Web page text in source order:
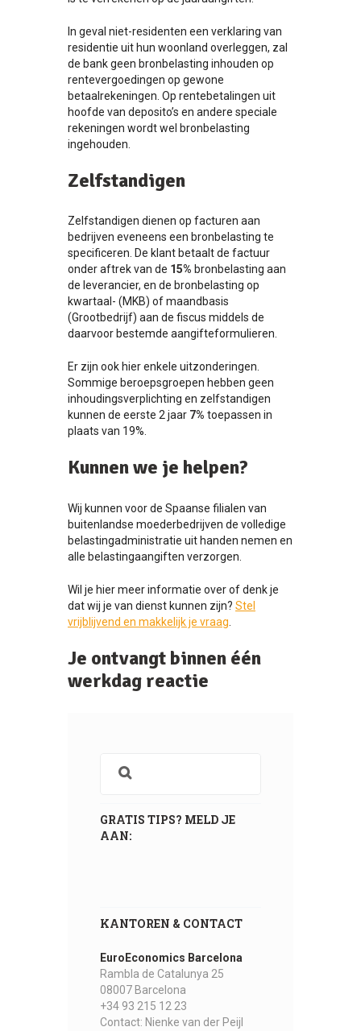
In geval niet-residenten een verklaring van
residentie uit hun woonland overleggen, zal
de bank geen bronbelasting inhouden op
rentevergoedingen op gewone
betaalrekeningen. Op rentebetalingen uit
hoofde van deposito’s en andere speciale
rekeningen wordt wel bronbelasting
ingehouden.
Zelfstandigen
Zelfstandigen dienen op facturen aan
bedrijven eveneens een bronbelasting te
specificeren. De klant betaalt de factuur
onder aftrek van de 15% bronbelasting aan
de leverancier, en de bronbelasting op
kwartaal- (MKB) of maandbasis
(Grootbedrijf) aan de fiscus middels de
daarvoor bestemde aangifteformulieren.
Er zijn ook hier enkele uitzonderingen.
Sommige beroepsgroepen hebben geen
inhoudingsverplichting en zelfstandigen
kunnen de eerste 2 jaar 7% toepassen in
plaats van 19%.
Kunnen we je helpen?
Wij kunnen voor de Spaanse filialen van
buitenlandse moederbedrijven de volledige
belastingadministratie uit handen nemen en
alle belastingaangiften verzorgen.
Wil je hier meer informatie over of denk je
dat wij je van dienst kunnen zijn? Stel
vrijblijvend en makkelijk je vraag
Je ontvangt binnen één
werkdag reactie
GRATIS TIPS? MELD JE
AAN:
KANTOREN & CONTACT
EuroEconomics Barcelona
Rambla de Catalunya 25
08007 Barcelona
+34 93 215 12 23
Contact: Nienke van der Peijl